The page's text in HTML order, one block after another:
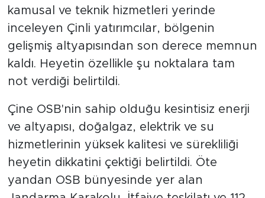
kamusal ve teknik hizmetleri yerinde
inceleyen Çinli yatırımcılar, bölgenin
gelişmiş altyapısından son derece memnun
kaldı. Heyetin özellikle şu noktalara tam
not verdiği belirtildi.
Çine OSB'nin sahip olduğu kesintisiz enerji
ve altyapısı, doğalgaz, elektrik ve su
hizmetlerinin yüksek kalitesi ve sürekliliği
heyetin dikkatini çektiği belirtildi. Öte
yandan OSB bünyesinde yer alan